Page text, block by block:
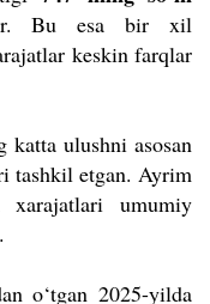
Bu esa bir xil
keskin farqlar
katta ulushni asosan
tashkil etgan. Ayrim
xarajatlari umumiy
o‘tgan 2025-yilda